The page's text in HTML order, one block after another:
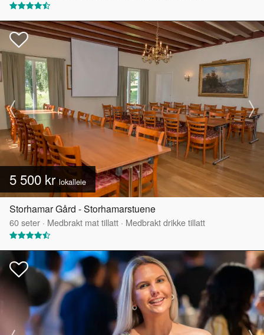
5 500 kr lokalleie
Storhamar Gård - Storhamarstuene
60seter · Medbrakt mat tillatt · Medbrakt drikke tillatt